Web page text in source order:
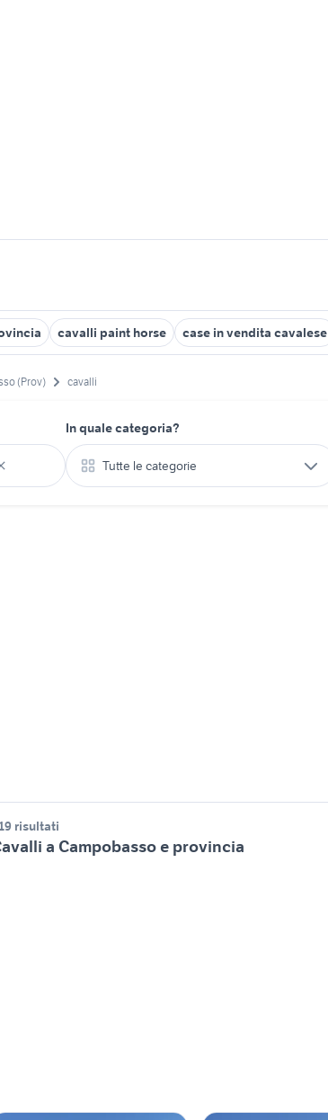
cavalli paint horse case in vendita cavalese
(Prov) cavalli
In quale categoria?
Tutte le categorie
risultati
a Campobasso e provincia